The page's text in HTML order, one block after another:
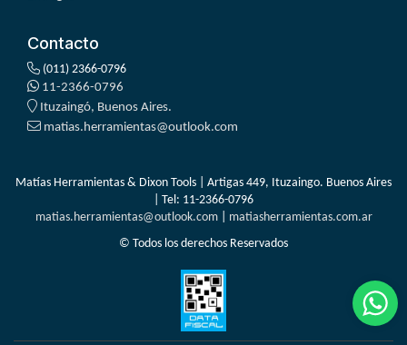
Contacto
(011) 2366-0796
11-2366-0796
Ituzaingó, Buenos Aires.
matias.herramientas@outlook.com
Matías Herramientas & Dixon Tools | Artigas 449, Ituzaingo. Buenos Aires
| Tel: 11-2366-0796
matias.herramientas@outlook.com| matiasherramientas.com.ar
© Todos los derechos Reservados